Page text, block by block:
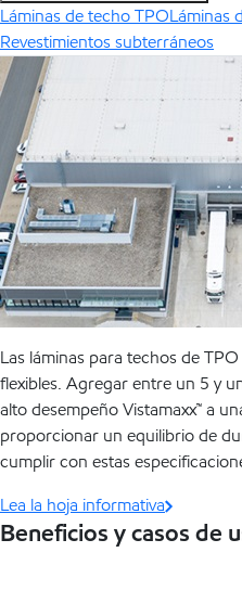
Láminas de techo TPOLáminas
Revestimientos subterráneos
Las láminas para techos de
flexibles. Agregar entre un 5 y
alto desempeño Vistamaxx™ a
proporcionar un equilibrio de
cumplir con estas
Lea la hoja informativa
Beneficios y casos de